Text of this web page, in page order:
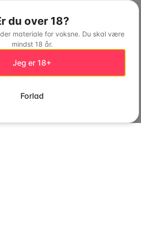
du over 18?
materiale for voksne. Du skal være
mindst 18 år.
Jeg er 18+
Forlad